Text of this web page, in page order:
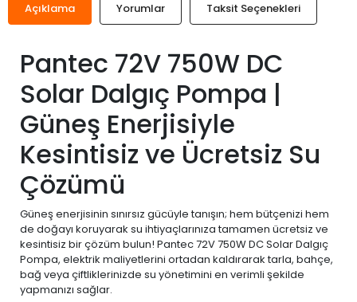
Açıklama Yorumlar Taksit Seçenekleri
Pantec 72V 750W DC
Solar Dalgıç Pompa |
Güneş Enerjisiyle
Kesintisiz ve Ücretsiz Su
Çözümü
Güneş enerjisinin sınırsız gücüyle tanışın; hem bütçenizi hem
de doğayı koruyarak su ihtiyaçlarınıza tamamen ücretsiz ve
kesintisiz bir çözüm bulun! Pantec 72V 750W DC Solar Dalgıç
Pompa, elektrik maliyetlerini ortadan kaldırarak tarla, bahçe,
bağ veya çiftliklerinizde su yönetimini en verimli şekilde
yapmanızı sağlar.